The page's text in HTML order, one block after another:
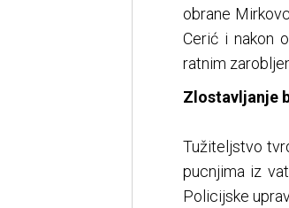
obrane
Cerić i nakon
ratnim
Zlostavljanje
Tužiteljstvo
pucnjima iz
Policijske